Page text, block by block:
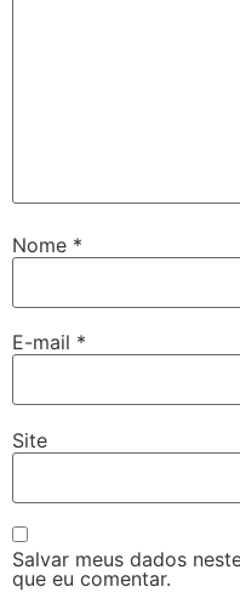
Nome *
E-mail *
Site
Salvar meus dados
que eu comentar.